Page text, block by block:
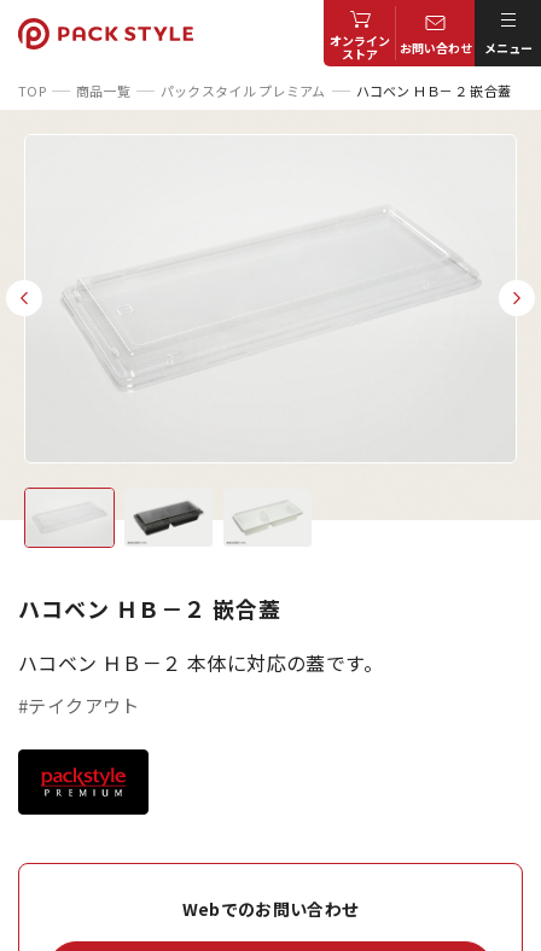
オンライン
ストア お問い合わせ メニュー
TOP 商品一覧 パックスタイル プレミアム ハコベン ＨＢ－２ 嵌合蓋
ハコベン ＨＢ－２ 嵌合蓋
ハコベン ＨＢ－２ 本体に対応の蓋です。
#テイクアウト
Webでのお問い合わせ